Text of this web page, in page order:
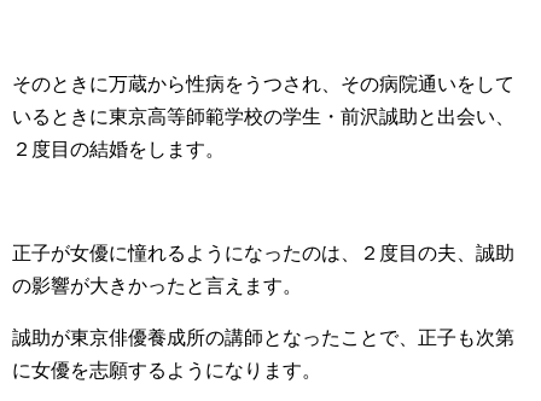
そのときに万蔵から性病をうつされ、その病院通いをして
いるときに東京高等師範学校の学生・前沢誠助と出会い、
２度目の結婚をします。
正子が女優に憧れるようになったのは、２度目の夫、誠助
の影響が大きかったと言えます。
誠助が東京俳優養成所の講師となったことで、正子も次第
に女優を志願するようになります。